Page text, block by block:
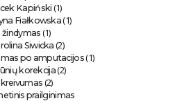
Kapiński (1)
Fiałkowska(1)
žindymas (1)
Siwicka (2)
po amputacijos(1)
korekcija(2)
kreivumas (2)
prailginimas